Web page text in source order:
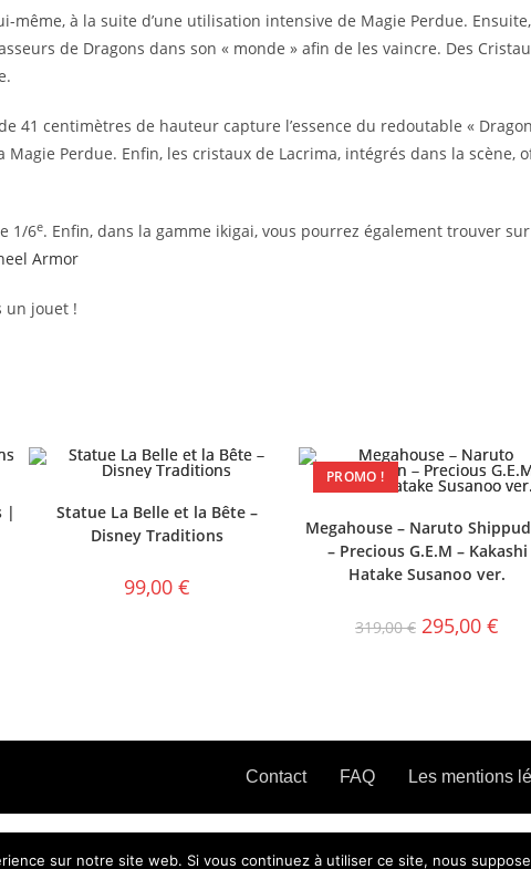
à la suite d’une utilisation intensive de Magie Perdue.
de Dragons dans son « monde » afin de les vaincre. Des
centimètres de hauteur capture l’essence du redoutable «
Perdue. Enfin, les cristaux de Lacrima, intégrés dans la scène,
1/6e. Enfin, dans la gamme ikigai, vous pourrez également trouver
Armor
un jouet !
|
Statue La Belle et la Bête –
Disney Traditions
99,00 €
PROMO !
Megahouse – Naruto
– Precious G.E.M – Kakashi
Hatake Susanoo ver.
319,00€ 295,00 €
Contact FAQ Les mentions
sur notre site web. Si vous continuez à utiliser ce site, nous